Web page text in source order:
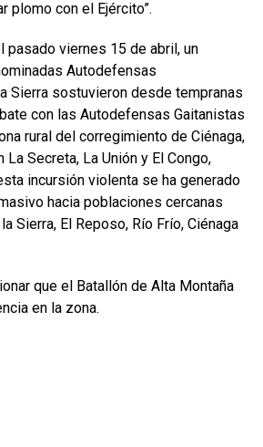
plomo con el Ejército”.
pasado viernes 15 de abril, un
Autodefensas
Sierra sostuvieron desde tempranas
con las Autodefensas Gaitanistas
rural del corregimiento de Ciénaga,
Secreta, La Unión y El Congo,
incursión violenta se ha generado
hacia poblaciones cercanas
Sierra, El Reposo, Río Frío, Ciénaga
que el Batallón de Alta Montaña
en la zona.